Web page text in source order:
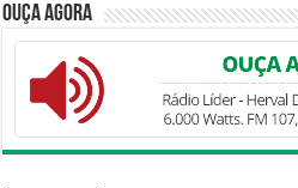
Ouça Agora